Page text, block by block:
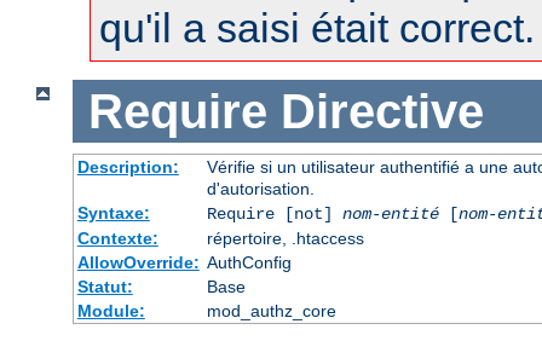
qu'il a saisi était correct.
Require Directive
Description:
Vérifie si un utilisateur authentifié a une
d'autorisation.
Syntaxe:
Require [not] nom-entité[nom-
Contexte:
répertoire, .htaccess
AllowOverride: AuthConfig
Statut:
Base
Module:
mod_authz_core